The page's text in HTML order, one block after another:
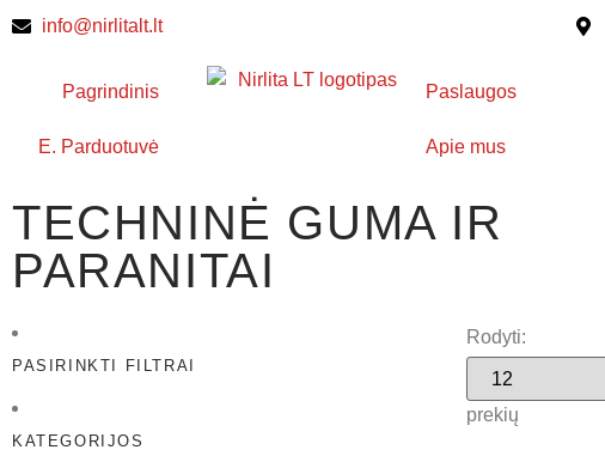
info@nirlitalt.lt
Pagrindinis
E. Parduotuvė
Paslaugos
Apie mus
TECHNINĖ GUMA IR
PARANITAI
PASIRINKTI FILTRAI
KATEGORIJOS
Rodyti:
prekių